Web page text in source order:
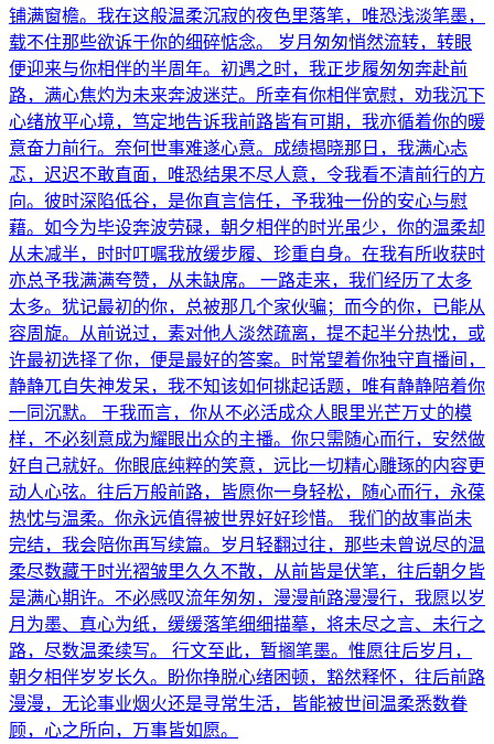
铺满窗檐。我在这般温柔沉寂的夜色里落笔，唯恐浅淡笔墨，
载不住那些欲诉于你的细碎惦念。 岁月匆匆悄然流转，转眼
便迎来与你相伴的半周年。初遇之时，我正步履匆匆奔赴前
路，满心焦灼为未来奔波迷茫。所幸有你相伴宽慰，劝我沉下
心绪放平心境，笃定地告诉我前路皆有可期，我亦循着你的暖
意奋力前行。奈何世事难遂心意。成绩揭晓那日，我满心忐
忑，迟迟不敢直面，唯恐结果不尽人意，令我看不清前行的方
向。彼时深陷低谷，是你直言信任，予我独一份的安心与慰
藉。如今为毕设奔波劳碌，朝夕相伴的时光虽少，你的温柔却
从未减半，时时叮嘱我放缓步履、珍重自身。在我有所收获时
亦总予我满满夸赞，从未缺席。 一路走来，我们经历了太多
太多。犹记最初的你，总被那几个家伙骗；而今的你，已能从
容周旋。从前说过，素对他人淡然疏离，提不起半分热忱，或
许最初选择了你，便是最好的答案。时常望着你独守直播间，
静静兀自失神发呆，我不知该如何挑起话题，唯有静静陪着你
一同沉默。 于我而言，你从不必活成众人眼里光芒万丈的模
样，不必刻意成为耀眼出众的主播。你只需随心而行，安然做
好自己就好。你眼底纯粹的笑意，远比一切精心雕琢的内容更
动人心弦。往后万般前路，皆愿你一身轻松，随心而行，永葆
热忱与温柔。你永远值得被世界好好珍惜。 我们的故事尚未
完结，我会陪你再写续篇。岁月轻翻过往，那些未曾说尽的温
柔尽数藏于时光褶皱里久久不散，从前皆是伏笔，往后朝夕皆
是满心期许。不必感叹流年匆匆，漫漫前路漫漫行，我愿以岁
月为墨、真心为纸，缓缓落笔细细描摹，将未尽之言、未行之
路，尽数温柔续写。 行文至此，暂搁笔墨。惟愿往后岁月，
朝夕相伴岁岁长久。盼你挣脱心绪困顿，豁然释怀，往后前路
漫漫，无论事业烟火还是寻常生活，皆能被世间温柔悉数眷
顾，心之所向，万事皆如愿。